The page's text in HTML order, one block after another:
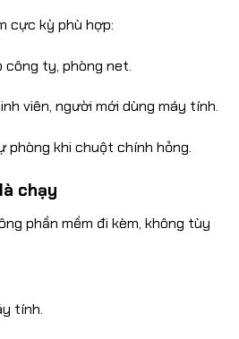
cực kỳ phù hợp:
công ty, phòng net.
viên, người mới dùng máy tính.
phòng khi chuột chính hỏng.
chạy
phần mềm đi kèm, không tùy
tính.